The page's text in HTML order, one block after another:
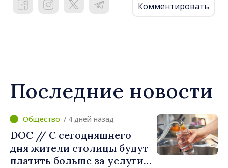
Комментировать
Последние новости
/ 4 дней назад
DOC // С сегодняшнего
дня жители столицы будут
платить больше за услуги